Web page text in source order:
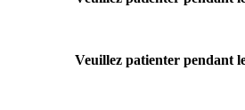
Veuillez patienter pendant